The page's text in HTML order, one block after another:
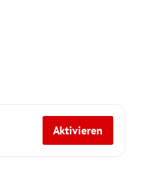
Aktivieren